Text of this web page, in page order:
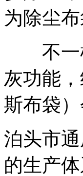
为除尘布
不一样
灰功能
斯布袋
泊头市
的生产